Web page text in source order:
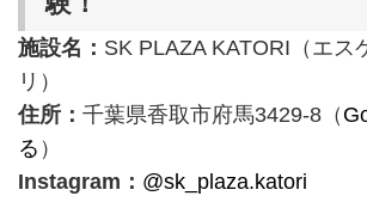
施設名： SK PLAZA KATORI（エス
リ）
住所： 千葉県香取市府馬3429-8（
る ）
Instagram： @sk_plaza.katori